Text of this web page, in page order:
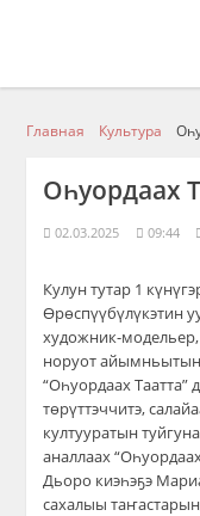
Главная Культура
Оһуордаах
02.03.2025 09:44
Кулун тутар 1
Өрөспүүбүлүкэтин
художник-модельер,
норуот айымньытын
“Оһуордаах
төрүттэччитэ,
култууратын
аналлаах
Дьоро киэһэҕэ
сахалыы